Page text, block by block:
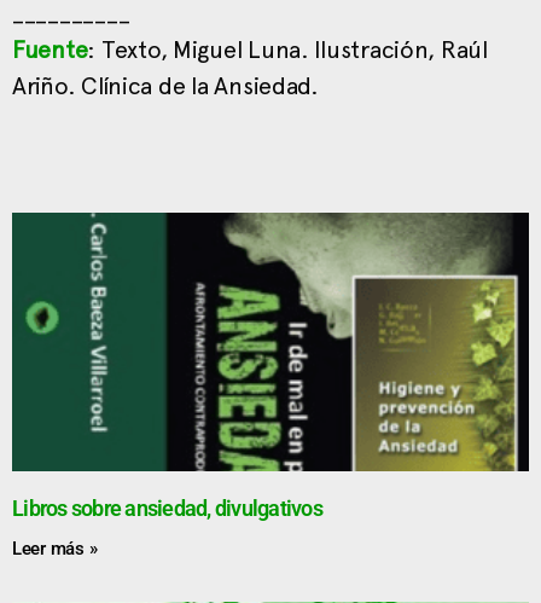
Fuente: Texto, Miguel Luna. Ilustración, Raúl
Ariño. Clínica de la Ansiedad.
Libros sobre ansiedad, divulgativos
Leer más »